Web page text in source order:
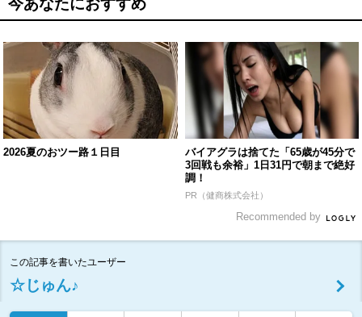
今あなたにおすすめ
2026夏のおツー路１日目
バイアグラは捨てた「65歳が45分で
3回戦も余裕」1日31円で朝まで絶好
調！
PR（健商株式会社）
Recommended by
この記事を書いたユーザー
☆じゅん♪